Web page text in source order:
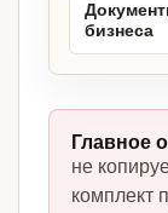
бизнеса
Главное
не
комплект